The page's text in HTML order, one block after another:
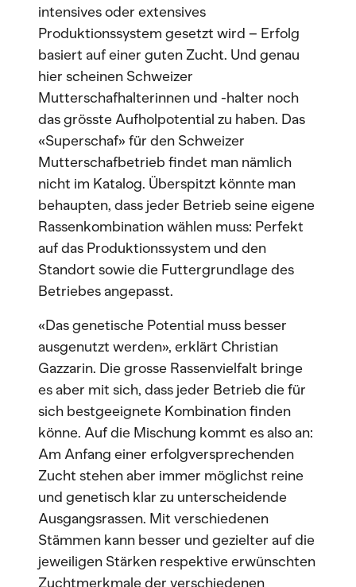
intensives oder extensives
Produktionssystem gesetzt wird – Erfolg
basiert auf einer guten Zucht. Und genau
hier scheinen Schweizer
Mutterschafhalterinnen und -halter noch
das grösste Aufholpotential zu haben. Das
«Superschaf» für den Schweizer
Mutterschafbetrieb findet man nämlich
nicht im Katalog. Überspitzt könnte man
behaupten, dass jeder Betrieb seine eigene
Rassenkombination wählen muss: Perfekt
auf das Produktionssystem und den
Standort sowie die Futtergrundlage des
Betriebes angepasst.
«Das genetische Potential muss besser
ausgenutzt werden», erklärt Christian
Gazzarin. Die grosse Rassenvielfalt bringe
es aber mit sich, dass jeder Betrieb die für
sich bestgeeignete Kombination finden
könne. Auf die Mischung kommt es also an:
Am Anfang einer erfolgversprechenden
Zucht stehen aber immer möglichst reine
und genetisch klar zu unterscheidende
Ausgangsrassen. Mit verschiedenen
Stämmen kann besser und gezielter auf die
jeweiligen Stärken respektive erwünschten
Zuchtmerkmale der verschiedenen